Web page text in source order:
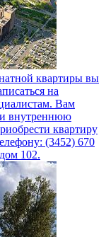
квартиры вы
на
Вам
внутреннюю
квартиру
(3452) 670
102.